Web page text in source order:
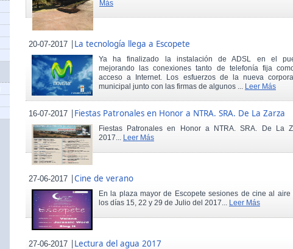
Más
20-07-2017 |La tecnología llega a Escopete
Ya ha finalizado la instalación de ADSL en el
mejorando las conexiones tanto de telefonía fija
acceso a Internet. Los esfuerzos de la nueva
municipal junto con las firmas de algunos ... Leer Más
16-07-2017 |Fiestas Patronales en Honor a NTRA. SRA. De La Zarza
Fiestas Patronales en Honor a NTRA. SRA. De La
2017... Leer Más
27-06-2017 |Cine de verano
En la plaza mayor de Escopete sesiones de cine al aire
los días 15, 22 y 29 de Julio del 2017... Leer Más
27-06-2017 |Lectura del agua 2017